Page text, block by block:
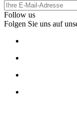
Follow us
Folgen Sie uns auf